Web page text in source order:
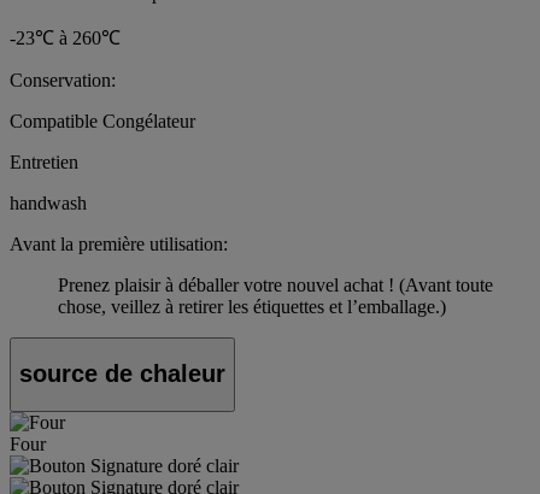
-23℃ à 260℃
Conservation:
Compatible Congélateur
Entretien
handwash
Avant la première utilisation:
Prenez plaisir à déballer votre nouvel achat ! (Avant toute
chose, veillez à retirer les étiquettes et l’emballage.)
source de chaleur
Four